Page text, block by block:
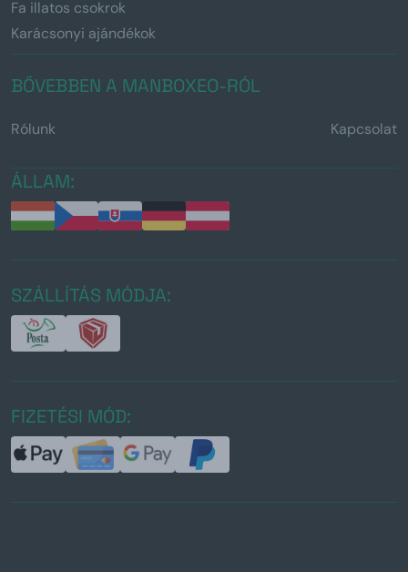
Fa illatos csokrok
Karácsonyi ajándékok
BŐVEBBEN A MANBOXEO-RÓL
Rólunk Kapcsolat
ÁLLAM:
SZÁLLÍTÁS MÓDJA:
FIZETÉSI MÓD: